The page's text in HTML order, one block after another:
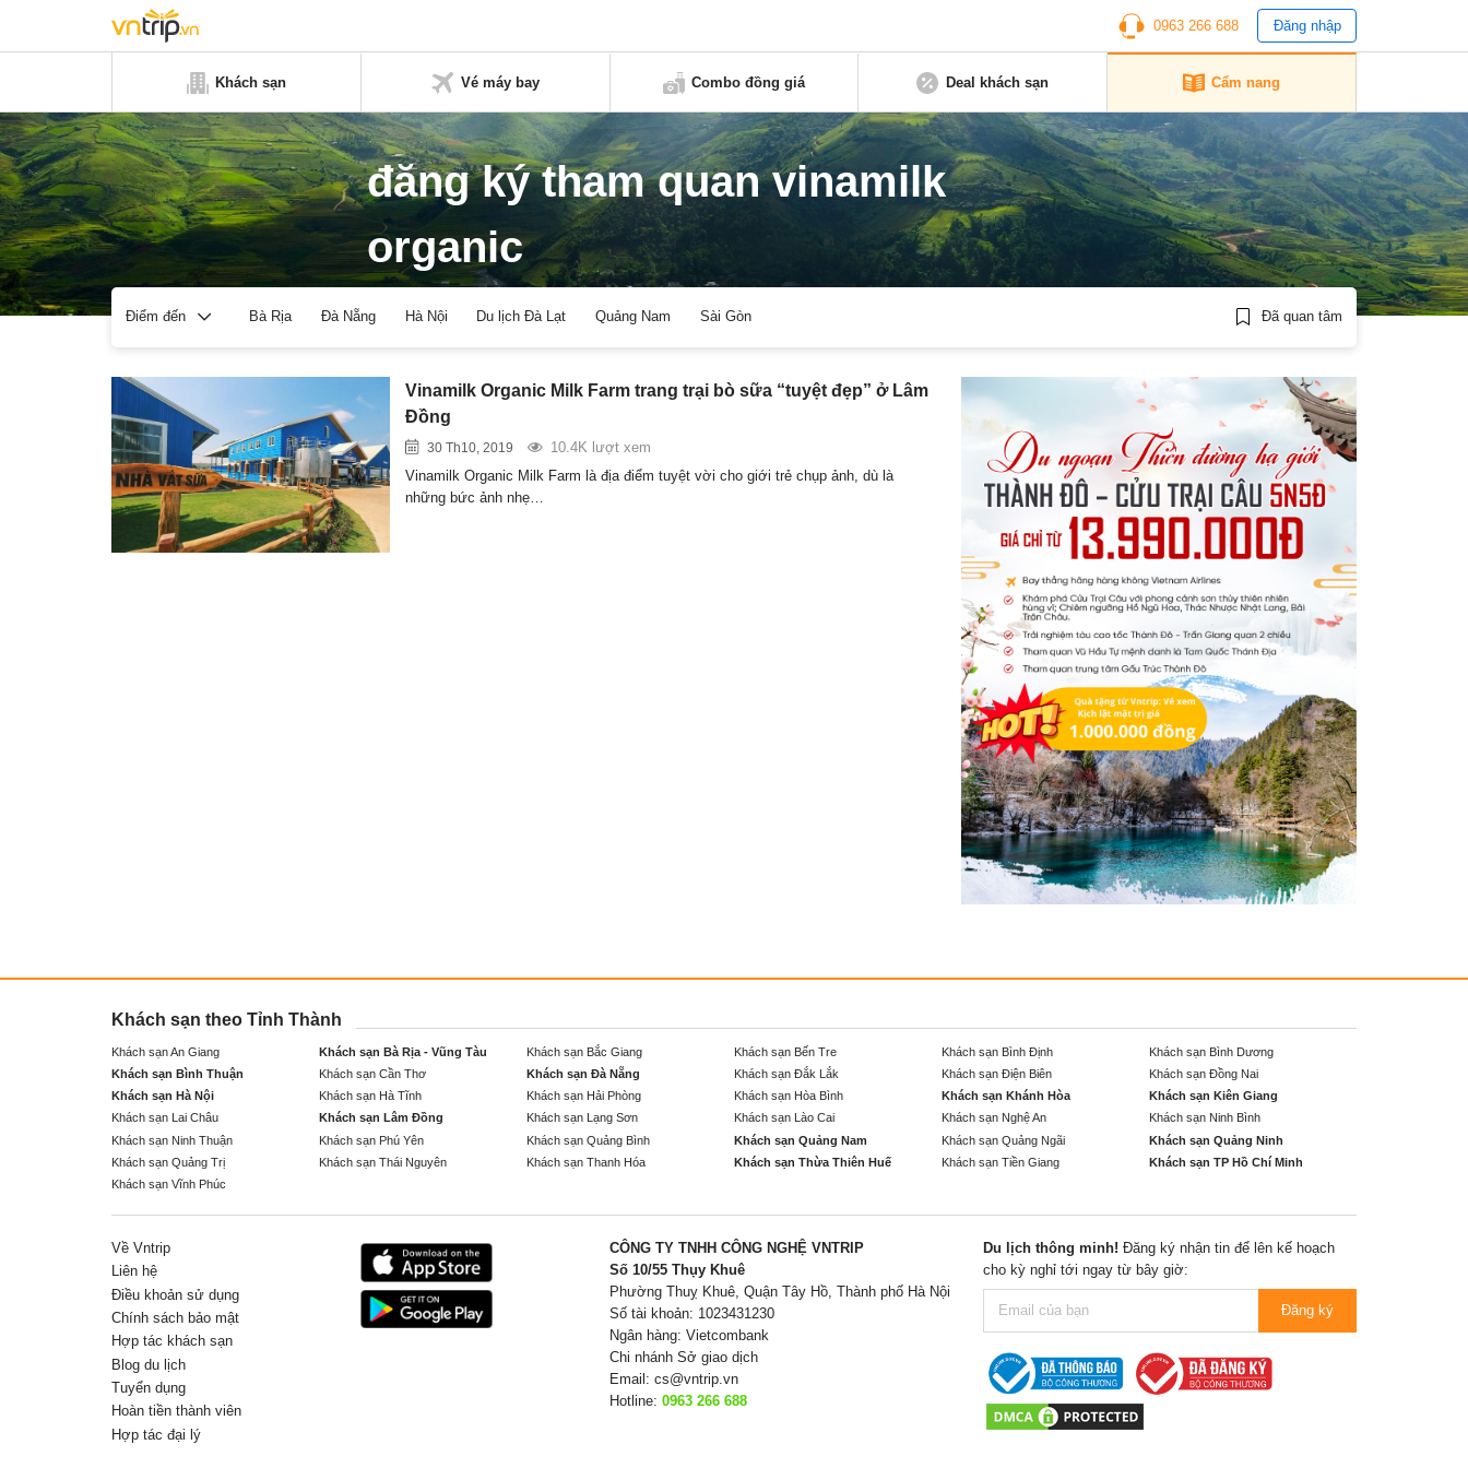
0963 266 688 Đăng nhập
Khách sạn Vé máy bay Combo đồng giá Deal khách sạn Cẩm nang
đăng ký tham quan vinamilk
organic
Điểm đến Bà Rịa Đà Nẵng Hà Nội Du lịch Đà Lạt Quảng Nam Sài Gòn Đã quan tâm
Vinamilk Organic Milk Farm trang trại bò sữa “tuyệt đẹp” ở Lâm
Đồng
30 Th10, 2019
10.4K lượt xem
Vinamilk Organic Milk Farm là địa điểm tuyệt vời cho giới trẻ chụp ảnh, dù là
những bức ảnh nhẹ…
Khách sạn theo Tỉnh Thành
Khách sạn An Giang Khách sạn Bà Rịa - Vũng Tàu Khách sạn Bắc Giang Khách sạn Bến Tre Khách sạn Bình Định
Khách sạn Bình Dương
Khách sạn Bình Thuận
Khách sạn Cần Thơ Khách sạn Đà Nẵng Khách sạn Đắk Lắk Khách sạn Điện Biên
Khách sạn Đồng Nai
Khách sạn Hà Nội
Khách sạn Hà Tĩnh Khách sạn Hải Phòng Khách sạn Hòa Bình Khách sạn Khánh Hòa
Khách sạn Kiên Giang
Khách sạn Lai Châu
Khách sạn Lâm Đồng Khách sạn Lạng Sơn Khách sạn Lào Cai Khách sạn Nghệ An
Khách sạn Ninh Bình
Khách sạn Ninh Thuận
Khách sạn Phú Yên Khách sạn Quảng Bình Khách sạn Quảng Nam Khách sạn Quảng Ngãi
Khách sạn Quảng Ninh
Khách sạn Quảng Trị
Khách sạn Thái Nguyên Khách sạn Thanh Hóa Khách sạn Thừa Thiên Huế Khách sạn Tiền Giang
Khách sạn TP Hồ Chí Minh
Khách sạn Vĩnh Phúc
Về Vntrip
Liên hệ
Điều khoản sử dụng
Chính sách bảo mật
Hợp tác khách sạn
Blog du lịch
Tuyển dụng
Hoàn tiền thành viên
Hợp tác đại lý
CÔNG TY TNHH CÔNG NGHỆ VNTRIP
Số 10/55 Thụy Khuê
Phường Thuỵ Khuê, Quận Tây Hồ, Thành phố Hà Nội
Số tài khoản: 1023431230
Ngân hàng: Vietcombank
Chi nhánh Sở giao dịch
Email: cs@vntrip.vn
Hotline: 0963 266 688
Du lịch thông minh! Đăng ký nhận tin để lên kế hoạch
cho kỳ nghỉ tới ngay từ bây giờ:
Đăng ký